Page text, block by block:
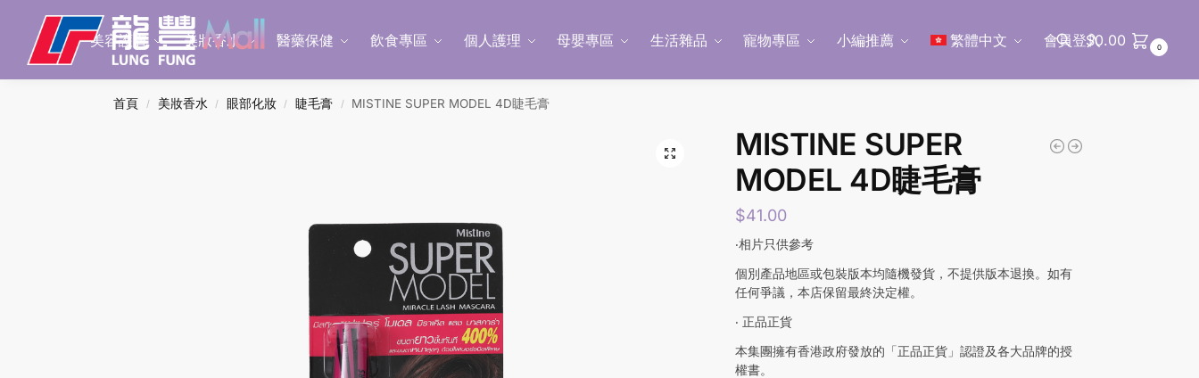
美容護膚 美妝香水 醫藥保健 飲食專區 個人護理 母嬰專區 生活雜品 寵物專區 小編推薦 繁體中文 會員登入
Search
$0.00 0
首頁 / 美妝香水 / 眼部化妝 / 睫毛膏 / MISTINE SUPER MODEL 4D睫毛膏
MISTINE SUPER
MODEL 4D睫毛膏
$41.00
‧相片只供參考
個別產品地區或包裝版本均隨機發貨，不提供版本退換。如有
任何爭議，本店保留最終決定權。
‧ 正品正貨
本集團擁有香港政府發放的「正品正貨」認證及各大品牌的授
權書。